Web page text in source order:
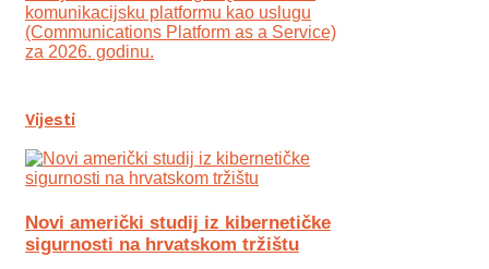
komunikacijsku platformu kao uslugu
(Communications Platform as a Service)
za 2026. godinu.
Vijesti
Novi američki studij iz kibernetičke
sigurnosti na hrvatskom tržištu